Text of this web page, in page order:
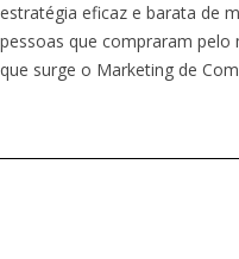
estratégia eficaz e barata de
pessoas que compraram pelo
que surge o Marketing de